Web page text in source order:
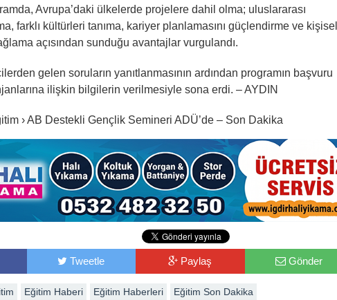
Avrupa’daki ülkelerde projelere dahil olma; uluslararası
farklı kültürleri tanıma, kariyer planlamasını güçlendirme ve kişisel
açısından sunduğu avantajlar vurgulandı.
gelen soruların yanıtlanmasının ardından programın başvuru
ilişkin bilgilerin verilmesiyle sona erdi. – AYDIN
› AB Destekli Gençlik Semineri ADÜ’de – Son Dakika
Tweetle Paylaş Gönder
Eğitim Haberi Eğitim Haberleri Eğitim Son Dakika